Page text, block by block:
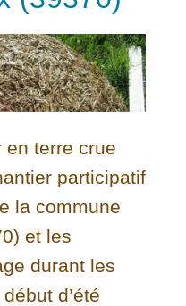
en terre crue
participatif
la commune
et les
durant les
d’été